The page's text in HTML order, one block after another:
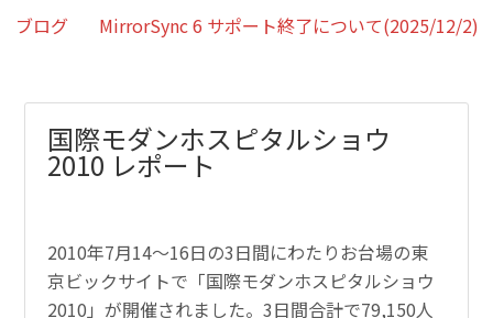
ブログ MirrorSync 6 サポート終了について(2025/12/2)
国際モダンホスピタルショウ
2010 レポート
2010年7月14〜16日の3日間にわたりお台場の東
京ビックサイトで「国際モダンホスピタルショウ
2010」が開催されました。3日間合計で79,150人